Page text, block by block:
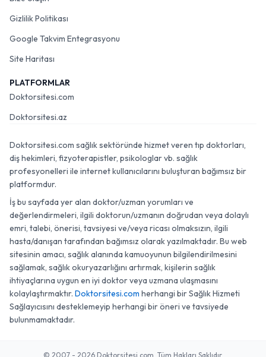
Gizlilik Politikası
Google Takvim Entegrasyonu
Site Haritası
PLATFORMLAR
Doktorsitesi.com
Doktorsitesi.az
Doktorsitesi.com sağlık sektöründe hizmet veren tıp doktorları,
diş hekimleri, fizyoterapistler, psikologlar vb. sağlık
profesyonelleri ile internet kullanıcılarını buluşturan bağımsız bir
platformdur.
İş bu sayfada yer alan doktor/uzman yorumları ve
değerlendirmeleri, ilgili doktorun/uzmanın doğrudan veya dolaylı
emri, talebi, önerisi, tavsiyesi ve/veya ricası olmaksızın, ilgili
hasta/danışan tarafından bağımsız olarak yazılmaktadır. Bu web
sitesinin amacı, sağlık alanında kamuoyunun bilgilendirilmesini
sağlamak, sağlık okuryazarlığını artırmak, kişilerin sağlık
ihtiyaçlarına uygun en iyi doktor veya uzmana ulaşmasını
kolaylaştırmaktır. Doktorsitesi.com herhangi bir Sağlık Hizmeti
Sağlayıcısını desteklemeyip herhangi bir öneri ve tavsiyede
bulunmamaktadır.
© 2007 - 2026 Doktorsitesi.com. Tüm Hakları Saklıdır.